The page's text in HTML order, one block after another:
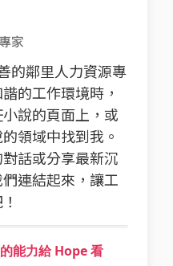
家
的鄰里人力資源專
的工作環境時，
說的頁面上，或
領域中找到我。
話或分享最新沉
連結起來，讓工
能力給 Hope 看